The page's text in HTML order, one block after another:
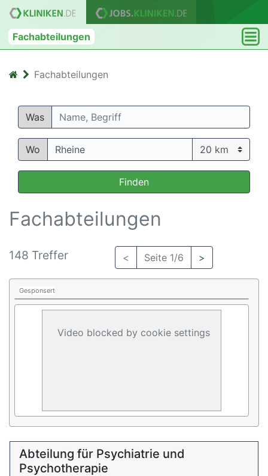
Fachabteilungen
Fachabteilungen
Was
Wo
Finden
Fachabteilungen
148 Treffer < Seite 1/6 >
Gesponsert
Video blocked by cookie settings
Abteilung für Psychiatrie und
Psychotherapie